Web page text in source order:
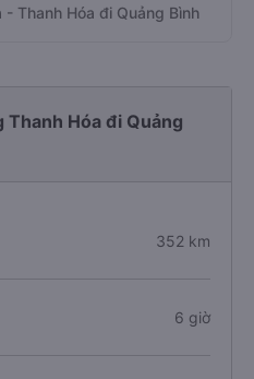
Thanh Hóa đi Quảng Bình
Hóa đi Quảng
352 km
6 giờ